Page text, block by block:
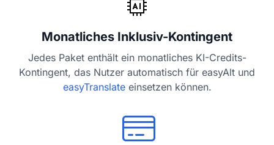
Monatliches Inklusiv-Kontingent
Jedes Paket enthält ein monatliches KI-Credits-
Kontingent, das Nutzer automatisch für easyAlt und
easyTranslateeinsetzen können.